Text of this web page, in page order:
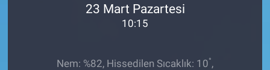
23 Mart Pazartesi
10:15
Nem: %82, Hissedilen Sıcaklık: 10°,